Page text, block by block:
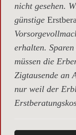
nicht gesehen.
günstige
erhalten.
müssen die
Zigtausende an
nur weil der